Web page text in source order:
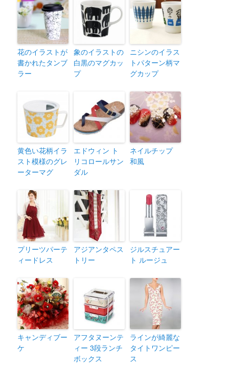
花のイラストが
書かれたタンブ
ラー
象のイラストの
白黒のマグカッ
プ
ニシンのイラス
トパターン柄マ
グカップ
黄色い花柄イラ
スト模様のグレ
ーターマグ
エドウィン ト
リコロールサン
ダル
ネイルチップ
和風
プリーツパーテ
ィードレス
アジアンタペス
トリー
ジルスチュアー
ト ルージュ
キャンディブー
ケ
アフタヌーンテ
ィー 3段ランチ
ボックス
ラインが綺麗な
タイトワンピー
ス